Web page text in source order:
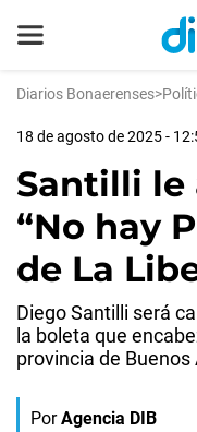
Diarios Bonaerenses>
18 de agosto de 2025 -
Santilli le
“No hay
de La
Diego Santilli será
la boleta que
provincia de Buenos
Por Agencia DIB